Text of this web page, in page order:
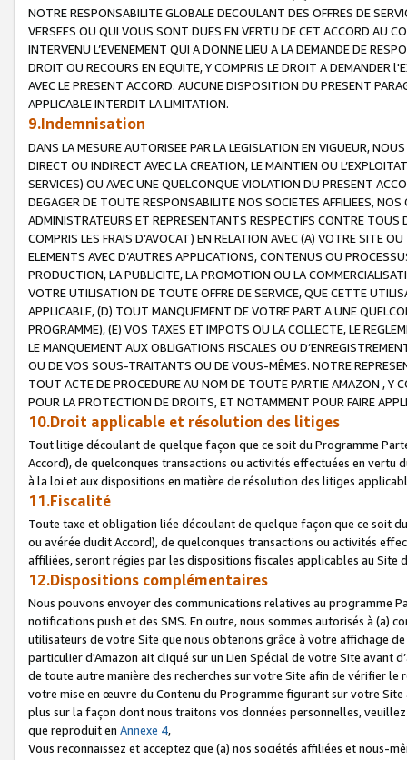
NOTRE RESPONSABILITE GLOBALE DECOULANT DES OFFRES DE
VERSEES OU QUI VOUS SONT DUES EN VERTU DE CET ACCORD AU
INTERVENU L’EVENEMENT QUI A DONNE LIEU A LA DEMANDE DE
DROIT OU RECOURS EN EQUITE, Y COMPRIS LE DROIT A DEMANDER
AVEC LE PRESENT ACCORD. AUCUNE DISPOSITION DU PRESENT
APPLICABLE INTERDIT LA LIMITATION.
9.Indemnisation
DANS LA MESURE AUTORISEE PAR LA LEGISLATION EN VIGUEUR,
DIRECT OU INDIRECT AVEC LA CREATION, LE MAINTIEN OU
SERVICES) OU AVEC UNE QUELCONQUE VIOLATION DU PRESENT
DEGAGER DE TOUTE RESPONSABILITE NOS SOCIETES AFFILIEES,
ADMINISTRATEURS ET REPRESENTANTS RESPECTIFS CONTRE
COMPRIS LES FRAIS D’AVOCAT) EN RELATION AVEC (A) VOTRE SITE
ELEMENTS AVEC D’AUTRES APPLICATIONS, CONTENUS OU
PRODUCTION, LA PUBLICITE, LA PROMOTION OU LA
VOTRE UTILISATION DE TOUTE OFFRE DE SERVICE, QUE CETTE
APPLICABLE, (D) TOUT MANQUEMENT DE VOTRE PART A UNE
PROGRAMME), (E) VOS TAXES ET IMPOTS OU LA COLLECTE, LE
LE MANQUEMENT AUX OBLIGATIONS FISCALES OU
OU DE VOS SOUS-TRAITANTS OU DE VOUS-MÊMES. NOTRE
TOUT ACTE DE PROCEDURE AU NOM DE TOUTE PARTIE AMAZON , Y
POUR LA PROTECTION DE DROITS, ET NOTAMMENT POUR FAIRE
10.Droit applicable et résolution des litiges
Tout litige découlant de quelque façon que ce soit du Programme
Accord), de quelconques transactions ou activités effectuées en vertu
à la loi et aux dispositions en matière de résolution des litiges
11.Fiscalité
Toute taxe et obligation liée découlant de quelque façon que ce soit
ou avérée dudit Accord), de quelconques transactions ou activités
affiliées, seront régies par les dispositions fiscales applicables au Site
12.Dispositions complémentaires
Nous pouvons envoyer des communications relatives au programme
notifications push et des SMS. En outre, nous sommes autorisés à
utilisateurs de votre Site que nous obtenons grâce à votre affichage
particulier d'Amazon ait cliqué sur un Lien Spécial de votre Site avant
de toute autre manière des recherches sur votre Site afin de vérifier
votre mise en œuvre du Contenu du Programme figurant sur votre
plus sur la façon dont nous traitons vos données personnelles,
que reproduit en Annexe 4,
Vous reconnaissez et acceptez que (a) nos sociétés affiliées et nous-